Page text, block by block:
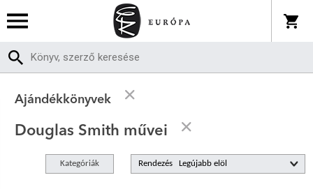
Ajándékkönyvek
Douglas Smith művei
Kategóriák Rendezés